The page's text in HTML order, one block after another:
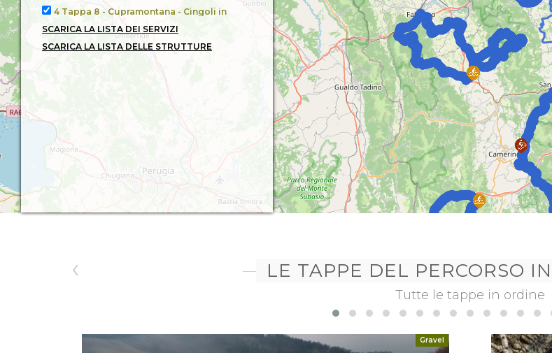
4 Tappa 8 - Cupramontana - Cingoli in
bici- Cammino dei Cappuccini -
5 Tappa 10 - San Severino Marche -
Camerino in bici- Cammino dei
6 Tappa 11 - Camerino - San Lorenzo al
Lago in bici- Cammino dei Cappuccini -
7 Tappa 12 - San Lorenzo al Lago - Sarnano
in bici- Cammino dei Cappuccini -
23 KM
8 GreenLife - La Rancia - Abbadia di Fiastra
Ginesio -
12 GreenLife - Civitanova Marche - Tra mare
SCARICA LA LISTA DEI SERVIZI
SCARICA LA LISTA DELLE STRUTTURE
LE TAPPE DEL PERCORSO
Tutte le tappe in ordine
Gravel
‹